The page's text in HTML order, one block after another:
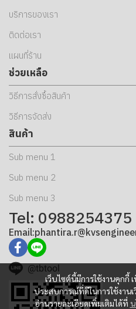
เว็บไซต์นี้มีการใช้งานคุกกี้
ประสบการณ์ที่ดีในการใช้งาน
อ่านรายละเอียดเพิ่มเติมได้ที่
บริการของเรา
ติดต่อเรา
แผนที่ร้าน
ช่วยเหลือ
วิธีการสั่งซื้อสินค้า
วิธีการจัดส่ง
สินค้า
Sub menu 1
Sub menu 2
Sub menu 3
Tel: 0988254375
@tbtool